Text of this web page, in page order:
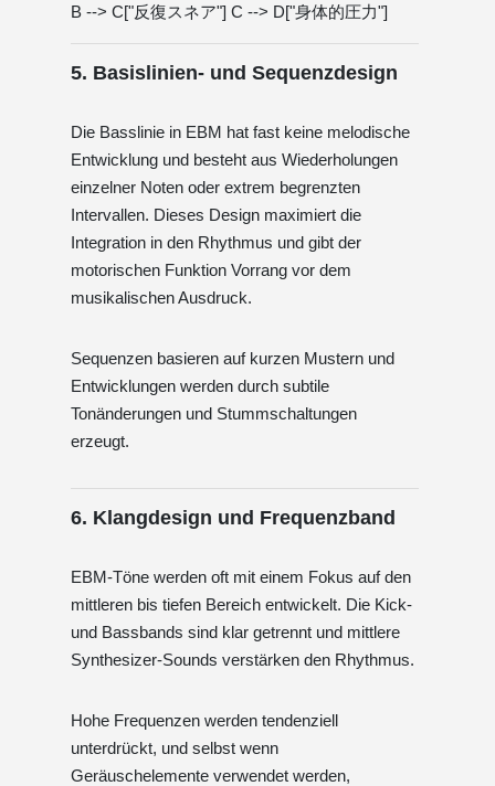
B --> C["反復スネア"] C --> D["身体的圧力"]
5. Basislinien- und Sequenzdesign
Die Basslinie in EBM hat fast keine melodische
Entwicklung und besteht aus Wiederholungen
einzelner Noten oder extrem begrenzten
Intervallen. Dieses Design maximiert die
Integration in den Rhythmus und gibt der
motorischen Funktion Vorrang vor dem
musikalischen Ausdruck.
Sequenzen basieren auf kurzen Mustern und
Entwicklungen werden durch subtile
Tonänderungen und Stummschaltungen
erzeugt.
6. Klangdesign und Frequenzband
EBM-Töne werden oft mit einem Fokus auf den
mittleren bis tiefen Bereich entwickelt. Die Kick-
und Bassbands sind klar getrennt und mittlere
Synthesizer-Sounds verstärken den Rhythmus.
Hohe Frequenzen werden tendenziell
unterdrückt, und selbst wenn
Geräuschelemente verwendet werden,